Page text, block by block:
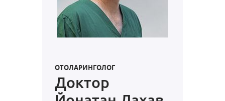
ОТОЛАРИНГОЛОГ
Доктор